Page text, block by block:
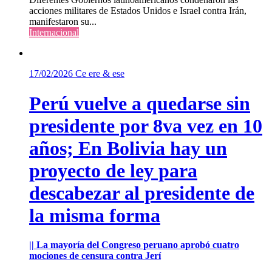
acciones militares de Estados Unidos e Israel contra Irán,
manifestaron su...
Internacional
17/02/2026 Ce ere & ese
Perú vuelve a quedarse sin
presidente por 8va vez en 10
años; En Bolivia hay un
proyecto de ley para
descabezar al presidente de
la misma forma
|| La mayoría del Congreso peruano aprobó cuatro
mociones de censura contra Jerí